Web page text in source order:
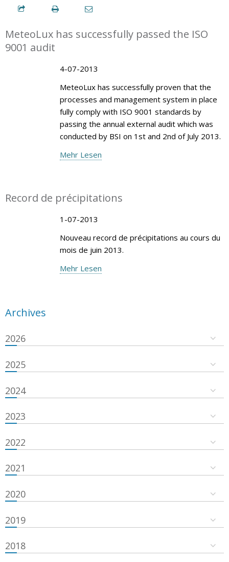
MeteoLux has successfully passed the ISO
9001 audit
4-07-2013
MeteoLux has successfully proven that the
processes and management system in place
fully comply with ISO 9001 standards by
passing the annual external audit which was
conducted by BSI on 1st and 2nd of July 2013.
Mehr Lesen
Record de précipitations
1-07-2013
Nouveau record de précipitations au cours du
mois de juin 2013.
Mehr Lesen
Archives
2026
2025
2024
2023
2022
2021
2020
2019
2018